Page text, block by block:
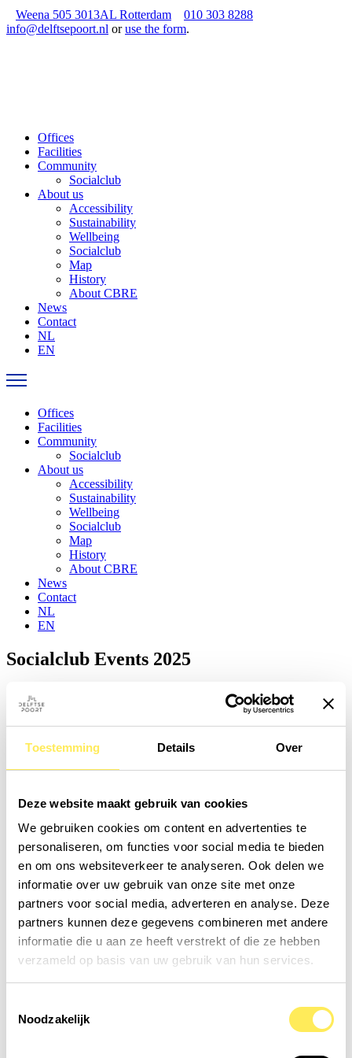
Toestemming Details Over
Deze website maakt gebruik van cookies
We gebruiken cookies om content en advertenties te
personaliseren, om functies voor social media te bieden
en om ons websiteverkeer te analyseren. Ook delen we
informatie over uw gebruik van onze site met onze
partners voor social media, adverteren en analyse. Deze
partners kunnen deze gegevens combineren met andere
informatie die u aan ze heeft verstrekt of die ze hebben
verzameld op basis van uw gebruik van hun services.
Noodzakelijk
Weena 505 3013AL Rotterdam
010 303 8288
info@delftsepoort.nl or use the form.
Offices
Facilities
Community
Socialclub
About us
Accessibility
Sustainability
Wellbeing
Socialclub
Map
History
About CBRE
News
Contact
NL
EN
Offices
Facilities
Community
Socialclub
About us
Accessibility
Sustainability
Wellbeing
Socialclub
Map
History
About CBRE
News
Contact
NL
EN
Socialclub Events 2025
We’re busy putting together an amazing calendar full of fun,
inspiring, and exciting events!
the cozy, fun, and unique events happening this year. For events
Check out our Events
More about Socialclub
Sign up for our newsletter
Poort*